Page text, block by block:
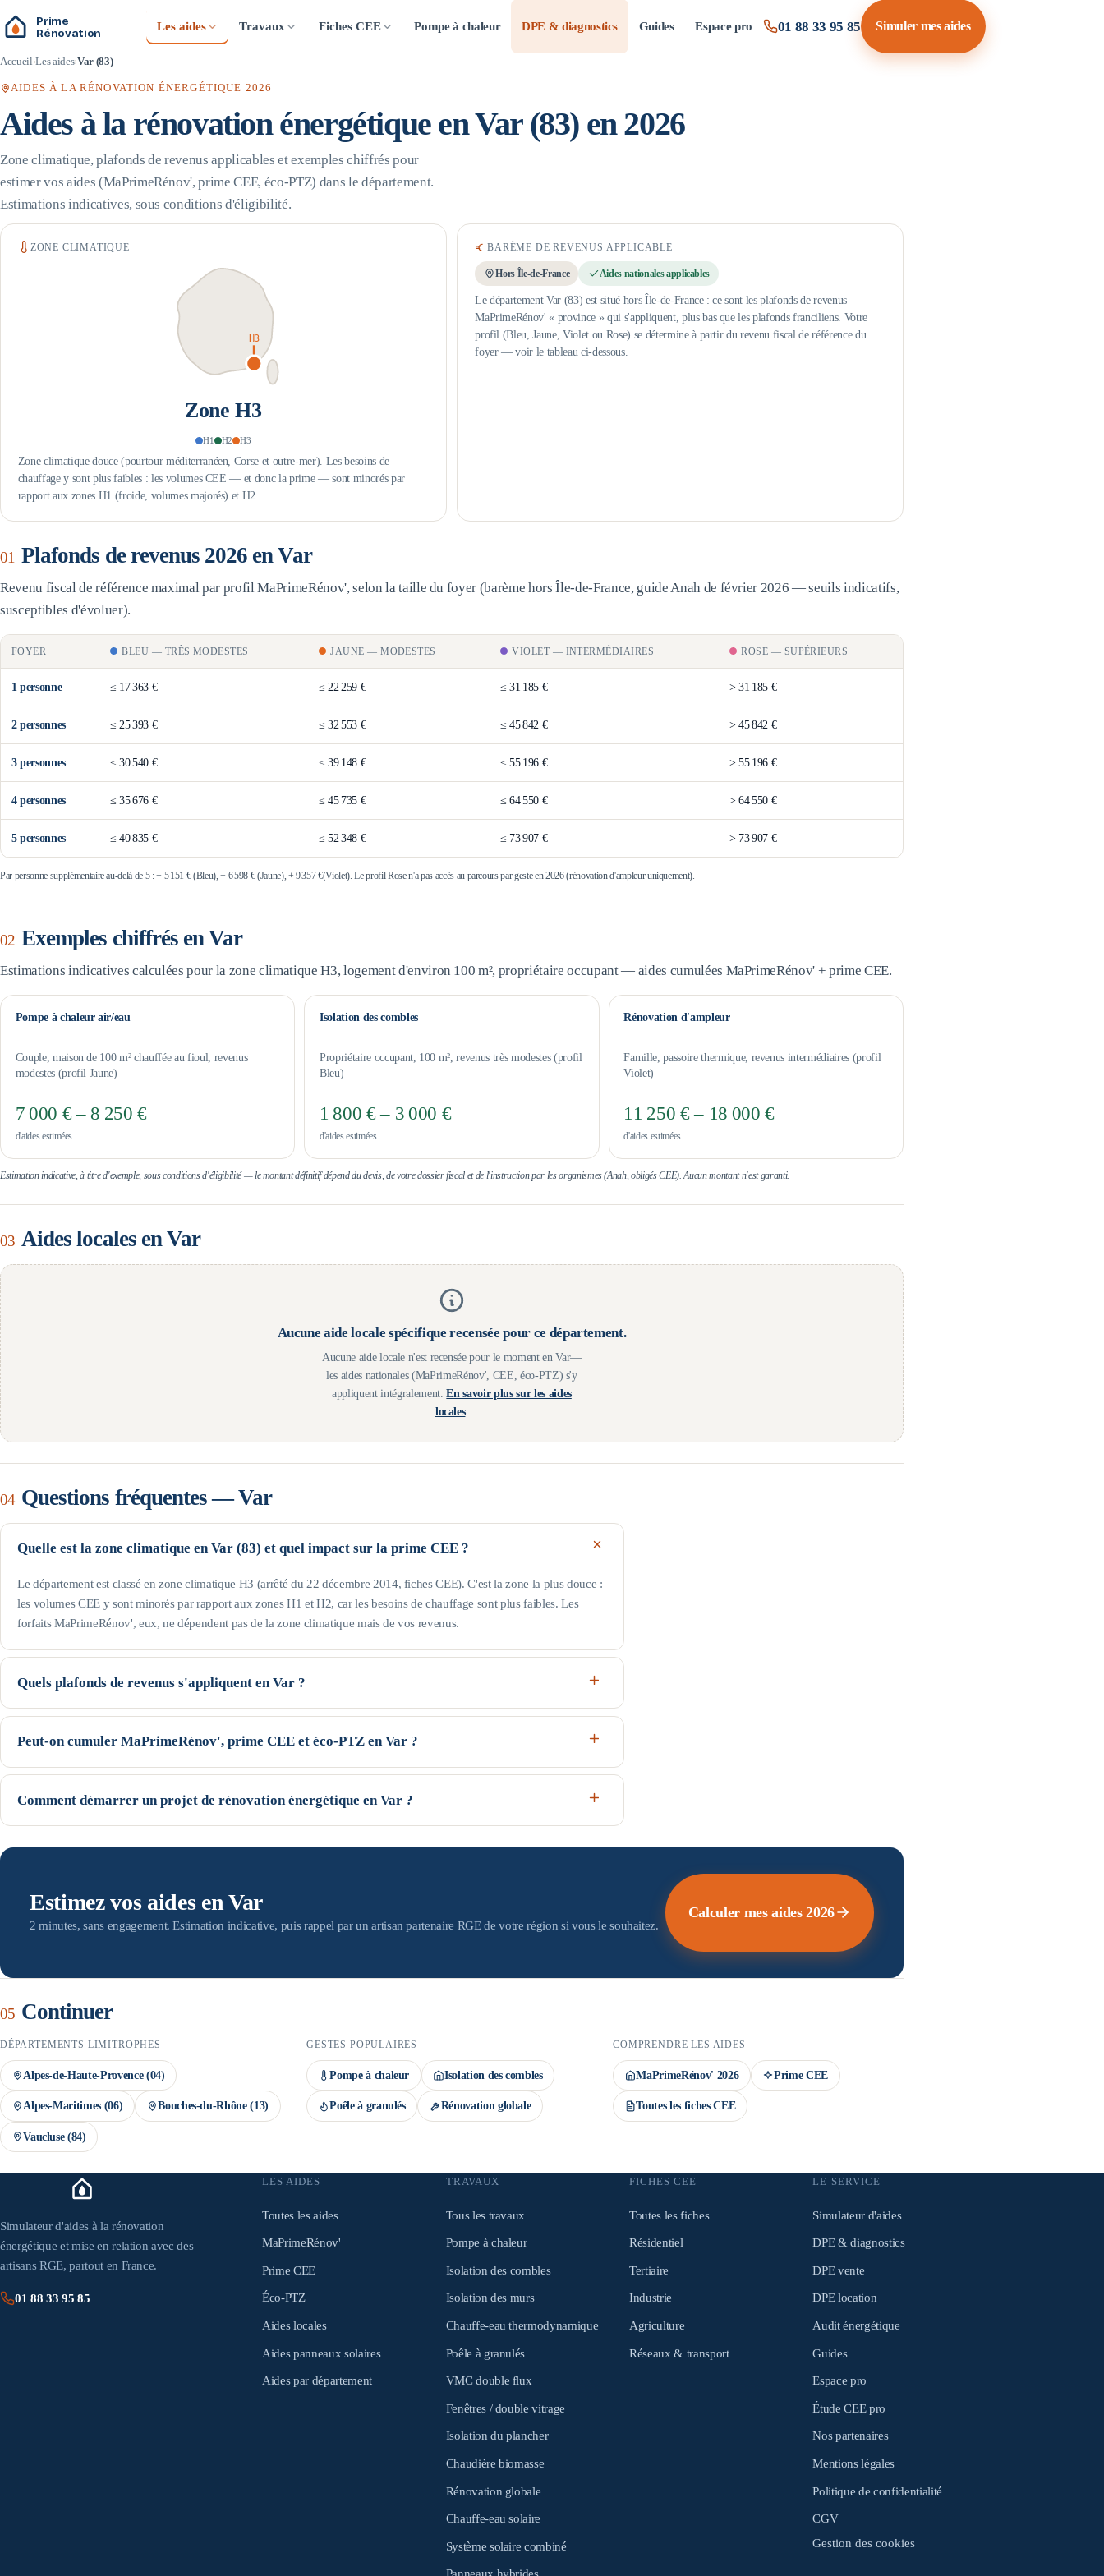
Prime
Rénovation
Les aides Travaux Fiches CEE Pompe à chaleur DPE & diagnostics Guides Espace pro 01 88 33 95 85 Simuler mes aides
Accueil Les aides Var (83)
AIDES À LA RÉNOVATION ÉNERGÉTIQUE 2026
Aides à la rénovation énergétique enVar(83) en 2026
Zone climatique, plafonds de revenus applicables et exemples chiffrés pour
estimer vos aides (MaPrimeRénov', prime CEE, éco-PTZ) dans le département.
Estimations indicatives, sous conditions d'éligibilité.
ZONE CLIMATIQUE
H3
ZoneH3
H1 H2 H3
Zone climatique douce (pourtour méditerranéen, Corse et outre-mer). Les besoins de
chauffage y sont plus faibles : les volumes CEE — et donc la prime — sont minorés par
rapport aux zones H1 (froide, volumes majorés) et H2.
BARÈME DE REVENUS APPLICABLE
Hors Île-de-France Aides nationales applicables
Le département Var (83) est situé hors Île-de-France : ce sont les plafonds de revenus
MaPrimeRénov' « province » qui s'appliquent, plus bas que les plafonds franciliens. Votre
profil (Bleu, Jaune, Violet ou Rose) se détermine à partir du revenu fiscal de référence du
foyer — voir le tableau ci-dessous.
01 Plafonds de revenus 2026 en Var
Revenu fiscal de référence maximal par profil MaPrimeRénov', selon la taille du foyer (barème hors Île-de-France, guide Anah de février 2026 — seuils indicatifs,
susceptibles d'évoluer).
FOYER BLEU — TRÈS MODESTES JAUNE — MODESTES VIOLET — INTERMÉDIAIRES ROSE — SUPÉRIEURS
1personne ≤ 17 363 € ≤22 259 € ≤31 185 € >31 185 €
2personnes ≤25 393 € ≤32 553 € ≤45 842 € >45 842 €
3personnes ≤30 540 € ≤39 148 € ≤55 196 € >55 196 €
4personnes ≤35 676 € ≤45 735 € ≤64 550 € >64 550 €
5personnes ≤40 835 € ≤52 348 € ≤ 73 907 € > 73 907 €
Par personne supplémentaire au-delà de 5 : + 5 151 €(Bleu), + 6 598 €(Jaune), + 9 357 €(Violet). Le profil Rose n'a pas accès au parcours par geste en 2026 (rénovation d'ampleur uniquement).
02 Exemples chiffrés enVar
Estimations indicatives calculées pour la zone climatique H3, logement d'environ 100 m², propriétaire occupant — aides cumulées MaPrimeRénov' + prime CEE.
Pompe à chaleur air/eau
Couple, maison de 100 m² chauffée au fioul, revenus
modestes (profil Jaune)
7 000 € – 8 250 €
d'aides estimées
Isolation des combles
Propriétaire occupant, 100 m², revenus très modestes (profil
Bleu)
1 800 € – 3 000 €
d'aides estimées
Rénovation d'ampleur
Famille, passoire thermique, revenus intermédiaires (profil
Violet)
11 250 € – 18 000 €
d'aides estimées
Estimation indicative, à titre d'exemple, sous conditions d'éligibilité — le montant définitif dépend du devis, de votre dossier fiscal et de l'instruction par les organismes (Anah, obligés CEE). Aucun montant n'est garanti.
03 Aides locales en Var
Aucune aide locale spécifique recensée pour ce département.
Aucune aide locale n'est recensée pour le moment en Var—
les aides nationales (MaPrimeRénov', CEE, éco-PTZ) s'y
appliquent intégralement. En savoir plus sur les aides
locales.
04 Questions fréquentes —Var
Quelle est la zone climatique en Var (83) et quel impact sur la prime CEE ?
Le département est classé en zone climatique H3 (arrêté du 22 décembre 2014, fiches CEE). C'est la zone la plus douce :
les volumes CEE y sont minorés par rapport aux zones H1 et H2, car les besoins de chauffage sont plus faibles. Les
forfaits MaPrimeRénov', eux, ne dépendent pas de la zone climatique mais de vos revenus.
Quels plafonds de revenus s'appliquent en Var ?
Le département est hors Île-de-France : pour une personne seule, le profil Bleu (très modestes) va jusqu'à 17 363 € de
revenu fiscal de référence, le Jaune jusqu'à 22 259 € et le Violet jusqu'à 31 185 € ; au-delà, profil Rose. Les plafonds
Peut-on cumuler MaPrimeRénov', prime CEE et éco-PTZ en Var ?
Oui, ces trois dispositifs nationaux sont cumulables sur un même projet, sous conditions d'éligibilité : MaPrimeRénov' et
la prime CEE se déduisent du devis (avec un écrêtement selon votre profil), et l'éco-PTZ — jusqu'à 50 000 € sans intérêts
Comment démarrer un projet de rénovation énergétique en Var ?
montant définitif n'est confirmé qu'après instruction du dossier.
Estimez vos aides en Var
2 minutes, sans engagement. Estimation indicative, puis rappel par un artisan partenaire RGE de votre région si vous le souhaitez.
Calculer mes aides 2026
05 Continuer
DÉPARTEMENTS LIMITROPHES
Alpes-de-Haute-Provence(04)
Alpes-Maritimes (06) Bouches-du-Rhône(13)
Vaucluse(84)
GESTES POPULAIRES
Pompe à chaleur Isolation des combles
Poêle à granulés Rénovation globale
COMPRENDRE LES AIDES
MaPrimeRénov' 2026 Prime CEE
Toutes les fiches CEE
Simulateur d'aides à la rénovation
énergétique et mise en relation avec des
artisans RGE, partout en France.
01 88 33 95 85
LES AIDES
Toutes les aides
MaPrimeRénov'
Prime CEE
Éco-PTZ
Aides locales
Aides panneaux solaires
Aides par département
TRAVAUX
Tous les travaux
Pompe à chaleur
Isolation des combles
Isolation des murs
Chauffe-eau thermodynamique
Poêle à granulés
VMC double flux
Fenêtres / double vitrage
Isolation du plancher
Chaudière biomasse
Rénovation globale
Chauffe-eau solaire
Système solaire combiné
FICHES CEE
Toutes les fiches
Résidentiel
Tertiaire
Industrie
Agriculture
Réseaux & transport
LE SERVICE
Simulateur d'aides
DPE & diagnostics
DPE vente
DPE location
Audit énergétique
Guides
Espace pro
Étude CEE pro
Nos partenaires
Mentions légales
Politique de confidentialité
CGV
Gestion des cookies